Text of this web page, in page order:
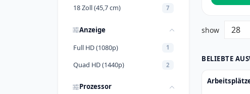
18 Zoll (45,7 cm) 7
Anzeige
Full HD (1080p)
1
Quad HD (1440p) 2
Prozessor
show
BELIEBTE